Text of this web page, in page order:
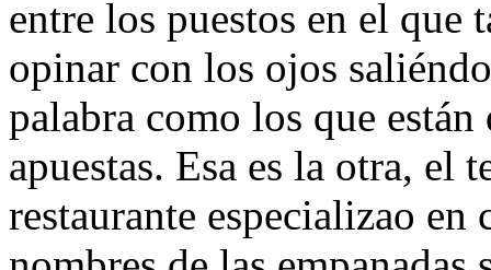
entre los puestos en el que
opinar con los ojos
palabra como los que
apuestas. Esa es la otra, el
restaurante especializao